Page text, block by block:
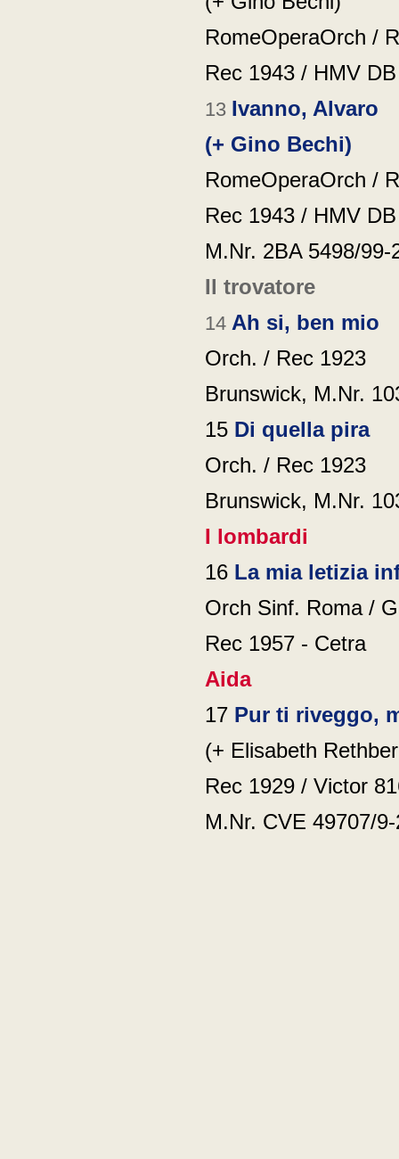
RomeOperaOrch /
Rec 1943 / HMV
13 Ivanno, Alvaro
(+ Gino Bechi)
RomeOperaOrch /
Rec 1943 / HMV
M.Nr. 2BA 5498/99-
Il trovatore
14 Ah si, ben mio
Orch. / Rec 1923
Brunswick, M.Nr.
15 Di quella pira
Orch. / Rec 1923
Brunswick, M.Nr.
I lombardi
16 La mia letizia
Orch Sinf. Roma /
Rec 1957 - Cetra
Aida
17 Pur ti riveggo,
(+ Elisabeth
Rec 1929 / Victor
M.Nr. CVE 49707/